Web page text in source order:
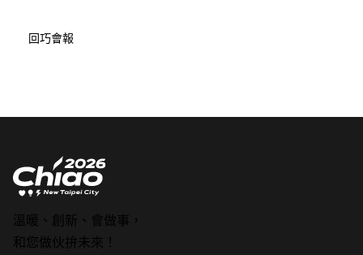
回巧會報
溫暖、創新、會做事，
和您做伙拚未來！